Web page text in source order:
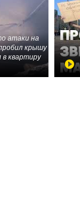
атаки на
крышу
квартиру